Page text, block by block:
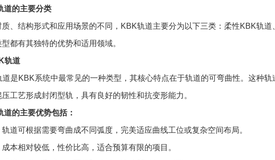
道的主要分类
、结构形式和应用场景的不同，KBK轨道主要分为以下三类：柔性KBK轨
都有其独特的优势和适用领域。
轨道
是KBK系统中最常见的一种类型，其核心特点在于轨道的可弯曲性。这种
工艺形成封闭型轨，具有良好的韧性和抗变形能力。
的主要优势包括：
轨道可根据需要弯曲成不同弧度，完美适应曲线工位或复杂空间布局。
成本相对较低，性价比高，适合预算有限的项目。